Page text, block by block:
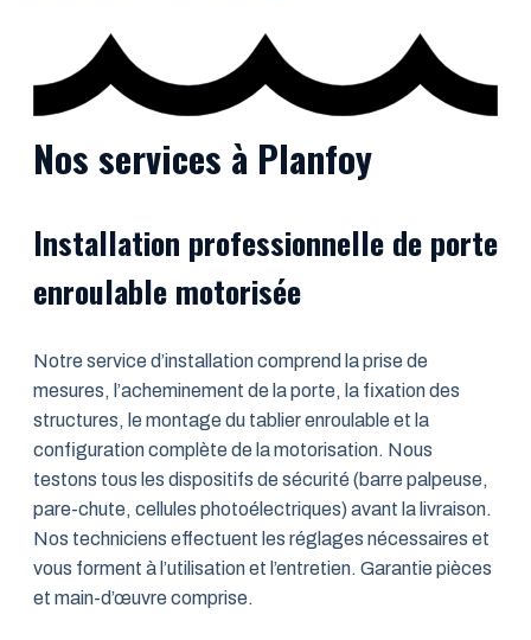
Nos services à Planfoy
Installation professionnelle de porte
enroulable motorisée
Notre service d’installation comprend la prise de
mesures, l’acheminement de la porte, la fixation des
structures, le montage du tablier enroulable et la
configuration complète de la motorisation. Nous
testons tous les dispositifs de sécurité (barre palpeuse,
pare-chute, cellules photoélectriques) avant la livraison.
Nos techniciens effectuent les réglages nécessaires et
vous forment à l’utilisation et l’entretien. Garantie pièces
et main-d’œuvre comprise.